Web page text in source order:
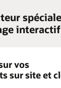
interactif
vos
sur site et